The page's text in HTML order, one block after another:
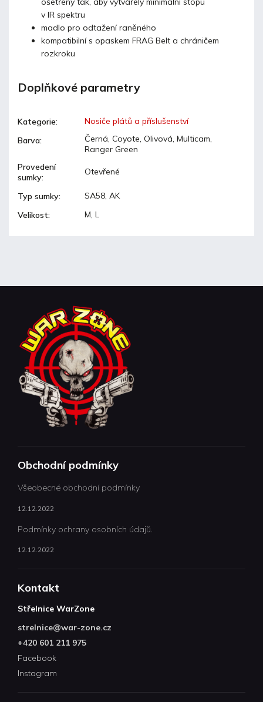
v IR spektru
madlo pro odtažení raněného
kompatibilní s opaskem FRAG Belt a chráničem
rozkroku
Doplňkové parametry
Kategorie:
Nosiče plátů a příslušenství
Barva:
Černá, Coyote, Olivová, Multicam,
Ranger Green
Provedení
sumky:
Otevřené
Typ sumky:
SA58, AK
Velikost: M, L
Obchodní podmínky
Všeobecné obchodní podmínky
12.12.2022
Podmínky ochrany osobních údajů.
12.12.2022
Kontakt
Střelnice WarZone
strelnice@war-zone.cz
+420 601 211 975
Facebook
Instagram